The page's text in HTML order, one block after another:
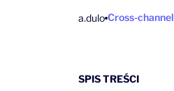
a.dulo Cross-channel
SPIS TREŚCI